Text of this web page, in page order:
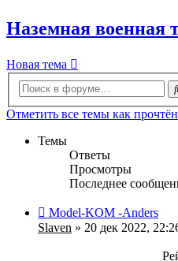
Наземная военная
Новая
тема
Новая тема
Отметить все темы как
Темы
Ответы
Просмотры
Последнее
Model-KOM -Anders
Slaven » 20 дек 2022,